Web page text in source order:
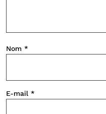
Nom *
E-mail *